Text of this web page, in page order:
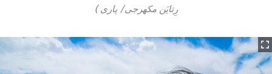
رِتایَن مکھرجی/پاری)